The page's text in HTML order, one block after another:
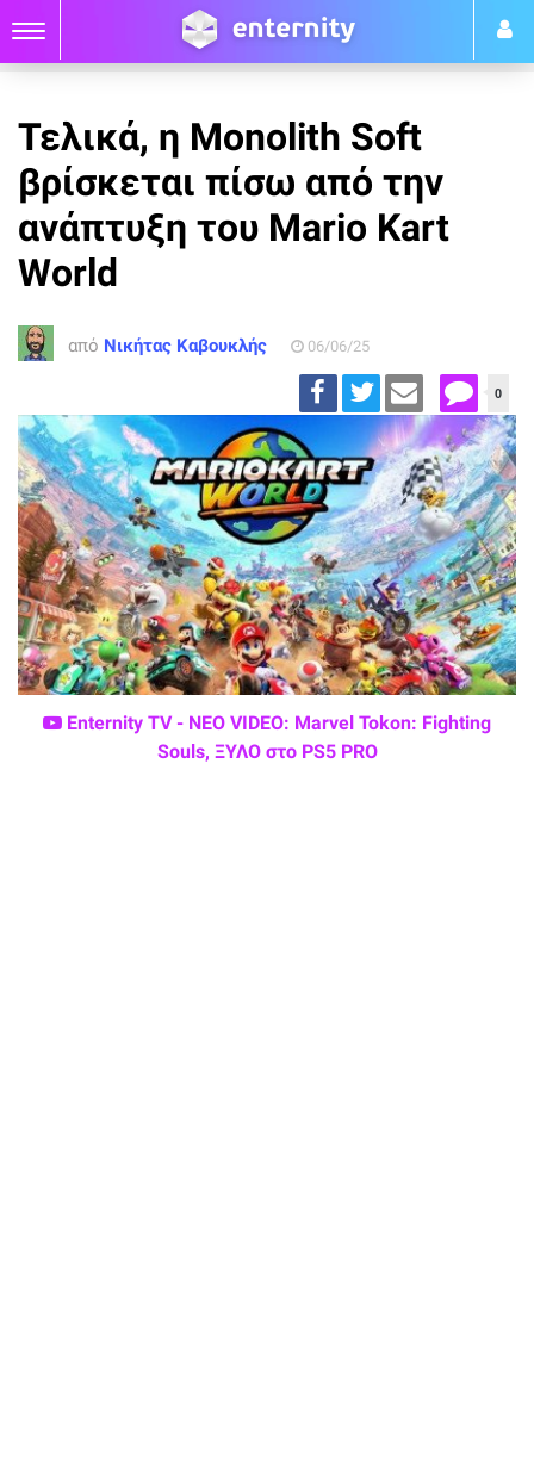
Τελικά, η Monolith Soft
βρίσκεται πίσω από την
ανάπτυξη του Mario Kart
World
από Νικήτας Καβουκλής 06/06/25
0
Enternity TV - ΝΕΟ VIDEO: Marvel Tokon: Fighting
Souls, ΞΥΛΟ στο PS5 PRO